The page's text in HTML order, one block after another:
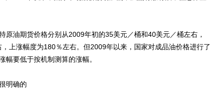
油期货价格分别从2009年初的35美元／桶和40美元／桶左右，
上涨幅度为180％左右。但2009年以来，国家对成品油价格进行了
幅要低于按机制测算的涨幅。
明确的